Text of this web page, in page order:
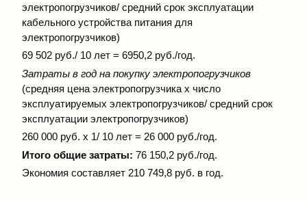
электропогрузчиков/ средний срок эксплуатации
кабельного устройства питания для
электропогрузчиков)
69 502 руб./ 10 лет = 6950,2 руб./год.
Затраты в год на покупку электропогрузчиков
(средняя цена электропогрузчика х число
эксплуатируемых электропогрузчиков/ средний срок
эксплуатации электропогрузчиков)
260 000 руб. х 1/ 10 лет = 26 000 руб./год.
Итого общие затраты: 76 150,2 руб./год.
Экономия составляет 210 749,8 руб. в год.